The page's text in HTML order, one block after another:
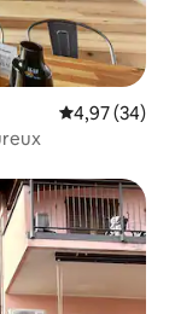
Note
4,97 (34)